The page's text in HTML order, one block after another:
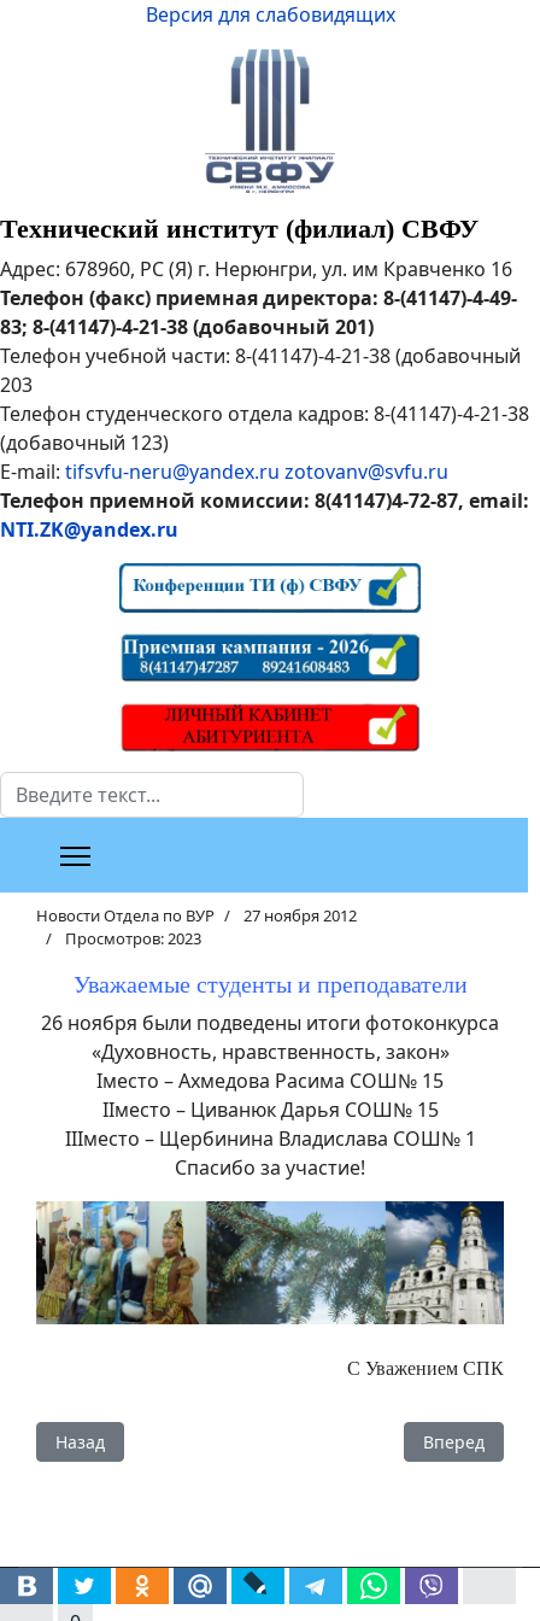
Версия для слабовидящих
Технический институт (филиал) СВФУ
Адрес: 678960, РС (Я) г. Нерюнгри, ул. им Кравченко 16
Телефон (факс) приемная директора: 8-(41147)-4-49-
83; 8-(41147)-4-21-38 (добавочный 201)
Телефон учебной части: 8-(41147)-4-21-38 (добавочный
203
Телефон студенческого отдела кадров: 8-(41147)-4-21-38
(добавочный 123)
E-mail: tifsvfu-neru@yandex.ru zotovanv@svfu.ru
Телефон приемной комиссии: 8(41147)4-72-87, email:
NTI.ZK@yandex.ru
Поиск
Новости Отдела по ВУР
27 ноября 2012
Просмотров: 2023
Уважаемые студенты и преподаватели
26 ноября были подведены итоги фотоконкурса
«Духовность, нравственность, закон»
Iместо – Ахмедова Расима СОШ№ 15
IIместо – Циванюк Дарья СОШ№ 15
IIIместо – Щербинина Владислава СОШ№ 1
Спасибо за участие!
С Уважением СПК
Предыдущий: Приглашаются молодые люди для
Назад Следующий:
Вперед